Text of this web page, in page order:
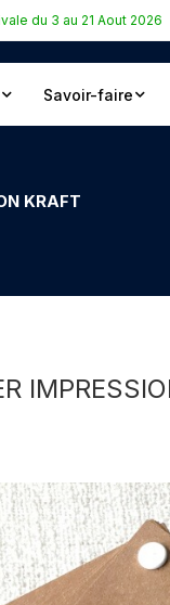
du 3 au 21 Aout 2026
Savoir-faire
KRAFT